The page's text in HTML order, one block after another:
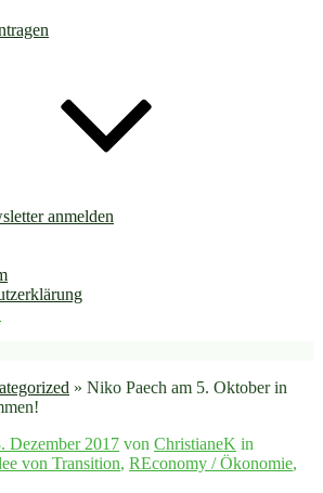
anmelden
» Niko Paech am 5. Oktober in
Dezember 2017 von ChristianeK in
von Transition, REconomy / Ökonomie,